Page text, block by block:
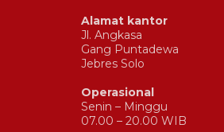
Alamat kantor
Jl. Angkasa
Gang Puntadewa
Jebres Solo
Operasional
Senin – Minggu
07.00 – 20.00 WIB